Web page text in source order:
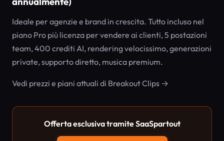
Ideale per agenzie e brand in crescita. Tutto incluso nel
piano Pro più licenza per vendere ai clienti, 5 postazioni
team, 400 crediti AI, rendering velocissimo, generazioni
private, supporto diretto, musica premium.
Vedi prezzi e piani attuali di Breakout Clips →
Offerta esclusiva tramite SaaSpartout